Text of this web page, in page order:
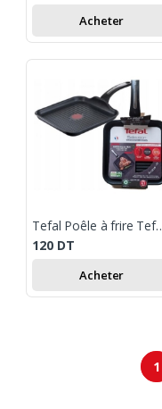
Acheter
Tefal Poêle à frire Tefal
120 DT
Acheter
1